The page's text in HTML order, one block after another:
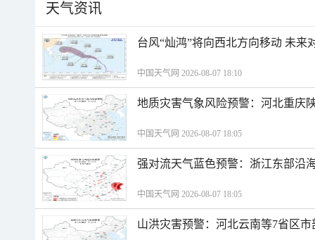
天气资讯
台风“灿鸿”将向西北方向移动 未来
中国天气网 2026-08-07 18:10
地质灾害气象风险预警：河北重庆
中国天气网 2026-08-07 18:05
强对流天气蓝色预警：浙江东部沿
中国天气网 2026-08-07 18:05
山洪灾害预警：河北云南等7省区